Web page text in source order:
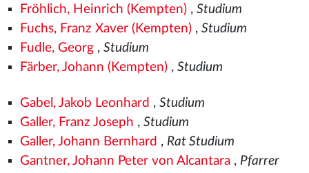
Fröhlich, Heinrich (Kempten), Studium
Fuchs, Franz Xaver (Kempten), Studium
Fudle, Georg, Studium
Färber, Johann (Kempten), Studium
Gabel, Jakob Leonhard , Studium
Galler, Franz Joseph , Studium
Galler, Johann Bernhard , Rat Studium
Gantner, Johann Peter von Alcantara, Pfarrer